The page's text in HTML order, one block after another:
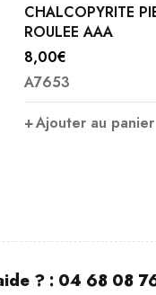
PIERRE
AAA
€
Ajouter au panier
? : 04 68 08